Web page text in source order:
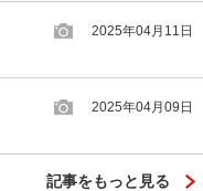
2025年04月11日
2025年04月09日
記事をもっと見る